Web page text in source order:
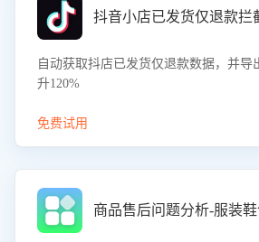
自动获取抖店已发货仅退款数据，并导
升120%
免费试用
商品售后问题分析-服装